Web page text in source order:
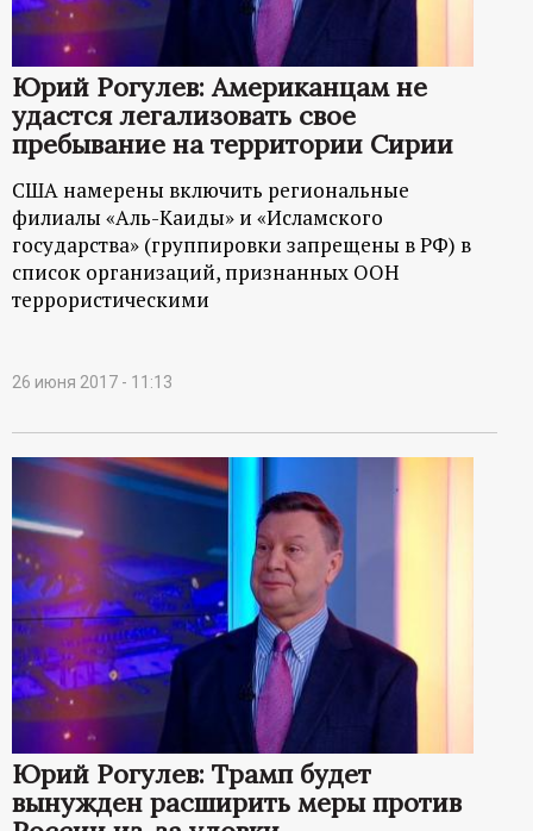
Юрий Рогулев: Американцам не
удастся легализовать свое
пребывание на территории Сирии
США намерены включить региональные
филиалы «Аль-Каиды» и «Исламского
государства» (группировки запрещены в РФ) в
список организаций, признанных ООН
террористическими
26 июня 2017 - 11:13
Юрий Рогулев: Трамп будет
вынужден расширить меры против